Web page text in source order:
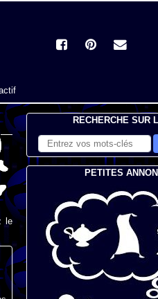
le
RECHERCHE SUR
PETITES